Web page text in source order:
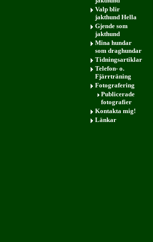
Valp blir
jakthund Hella
Gjende som
jakthund
Mina hundar
som draghundar
Tidningsartiklar
Telefon- o.
Fjärrträning
Fotografering
Publicerade
fotografier
Kontakta mig!
Länkar